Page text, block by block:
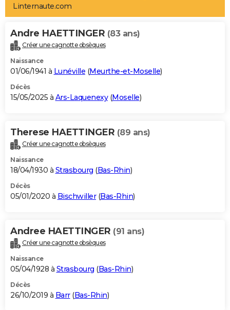
Art de vivre
Bien-être
Loisirs
Mode
Modes de vie
Alimentation
Guide de la santé
Maladies
Médicaments
Sommeil
VOYAGE
Destinations
City break
Voyage nature
Voyage de noces
Forum
Climat
+PHOTO
GUIDES D'ACHAT
BONS PLANS
Carte de Noël
Carte Bonne année
Carte Saint-Valentin
Carte Pâques
Carte d'anniversaire
DICTIONNAIRE
Dictionnaire
Biographies
Citations
Expressions
Proverbes
PROGRAMME TV
S'inscrire
Se connecter
Lycées
Collèges
Primaires
Universités
Entreprises
Service militaire
Avis de recherche
AVIS DE DÉCÈS
Bricolage
Lifestyle
Culture
Sport
Auto
Television
Voyage
Cinema
Linternaute.com
Andre HAETTINGER (83 ans)
Créer une cagnotte obsèques
Naissance
01/06/1941 à Lunéville (Meurthe-et-Moselle)
Décès
15/05/2025 à Ars-Laquenexy(Moselle)
Therese HAETTINGER (89 ans)
Créer une cagnotte obsèques
Naissance
18/04/1930 à Strasbourg (Bas-Rhin)
Décès
05/01/2020 à Bischwiller(Bas-Rhin)
Andree HAETTINGER (91 ans)
Créer une cagnotte obsèques
Naissance
05/04/1928 à Strasbourg (Bas-Rhin)
Décès
26/10/2019 à Barr(Bas-Rhin)